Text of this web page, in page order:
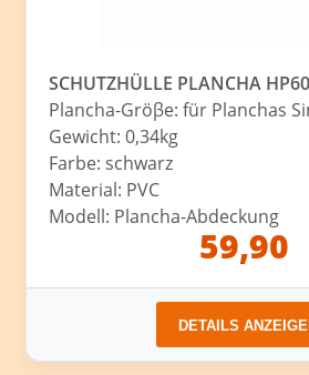
SCHUTZHÜLLE PLANCHA
Plancha-Gröβe: für Planchas
Gewicht: 0,34kg
Farbe: schwarz
Material: PVC
Modell: Plancha-Abdeckung
59,90
DETAILS